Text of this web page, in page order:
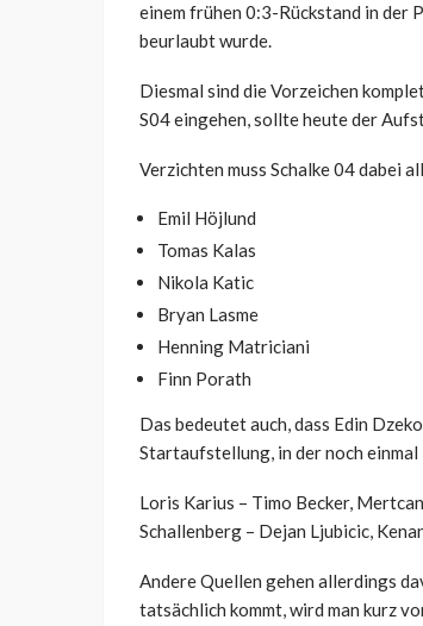
einem frühen 0:3-Rückstand in der
beurlaubt wurde.
Diesmal sind die Vorzeichen
S04 eingehen, sollte heute der
Verzichten muss Schalke 04 dabei
Emil Höjlund
Tomas Kalas
Nikola Katic
Bryan Lasme
Henning Matriciani
Finn Porath
Das bedeutet auch, dass Edin
Startaufstellung, in der noch
Loris Karius – Timo Becker,
Schallenberg – Dejan Ljubicic,
Andere Quellen gehen allerdings
tatsächlich kommt, wird man kurz